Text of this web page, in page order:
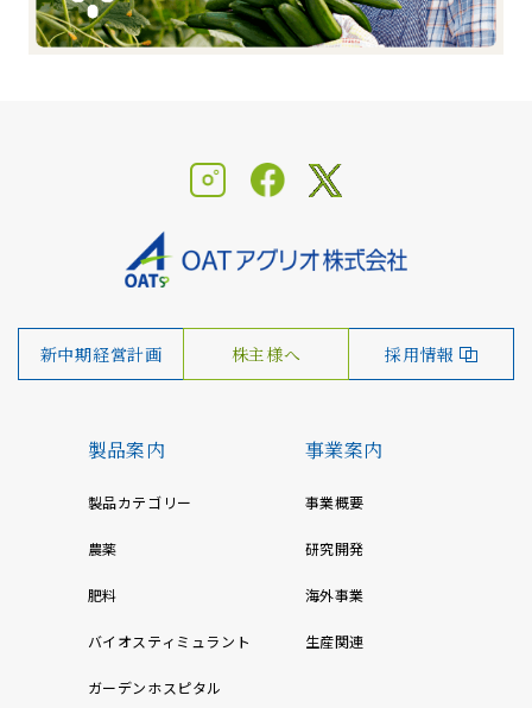
新中期経営計画 株主様へ 採用情報
製品案内
製品カテゴリー
農薬
肥料
バイオスティミュラント
ガーデンホスピタル
事業案内
事業概要
研究開発
海外事業
生産関連